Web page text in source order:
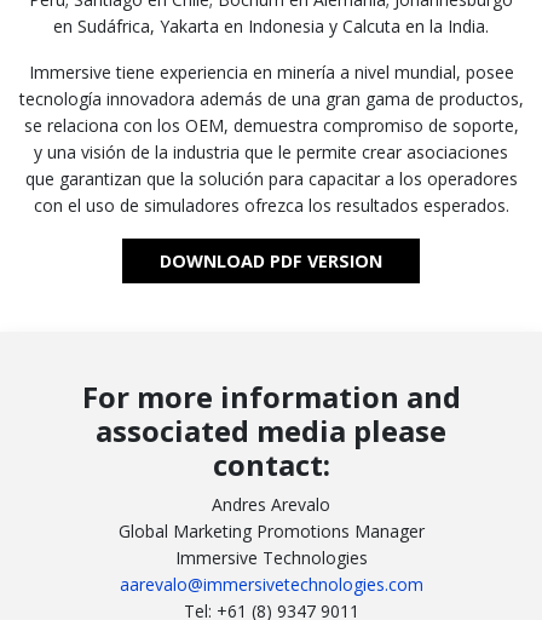
en Sudáfrica, Yakarta en Indonesia y Calcuta en la India.
Immersive tiene experiencia en minería a nivel mundial, posee
tecnología innovadora además de una gran gama de productos,
se relaciona con los OEM, demuestra compromiso de soporte,
y una visión de la industria que le permite crear asociaciones
que garantizan que la solución para capacitar a los operadores
con el uso de simuladores ofrezca los resultados esperados.
DOWNLOAD PDF VERSION
For more information and
associated media please
contact:
Andres Arevalo
Global Marketing Promotions Manager
Immersive Technologies
aarevalo@immersivetechnologies.com
Tel: +61 (8) 9347 9011